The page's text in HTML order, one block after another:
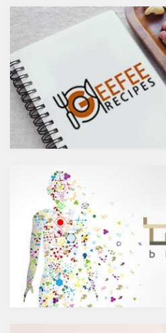
やウォッカ等の蒸留酒は、度数
も高いため健康に悪そうなイ
メージで、ワインや日本酒など
は何となくナチュラルな感じで
アルコール度数も低いのでそう
悪くもなさそうなイメージです
が、実際のところどうなので
しょうか？今回は、大きく分け
て2種類あるお酒の製造方法
（醸造酒と蒸留酒）の違いに
よって健康に対してどのような
ていきます。
醸造酒と蒸留酒の違いとは？
主にお酒は製造方法によって醸
造酒と蒸留酒の2つと、香料や
糖分、果実などを加えた混成酒
に分けられます。醸造酒は、果
実や穀物のような糖分を含んだ
原料を酵母によりアルコール発
酵させて造られたもの。蒸留酒
は、この発酵された醸造酒をさ
らに蒸留して作られたものでス